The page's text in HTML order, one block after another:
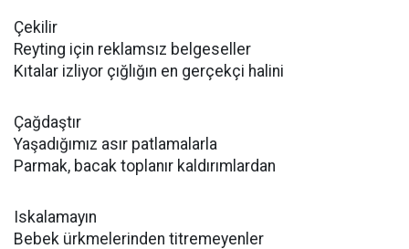
Çekilir
Reyting için reklamsız belgeseller
Kıtalar izliyor çığlığın en gerçekçi halini
Çağdaştır
Yaşadığımız asır patlamalarla
Parmak, bacak toplanır kaldırımlardan
Iskalamayın
Bebek ürkmelerinden titremeyenler